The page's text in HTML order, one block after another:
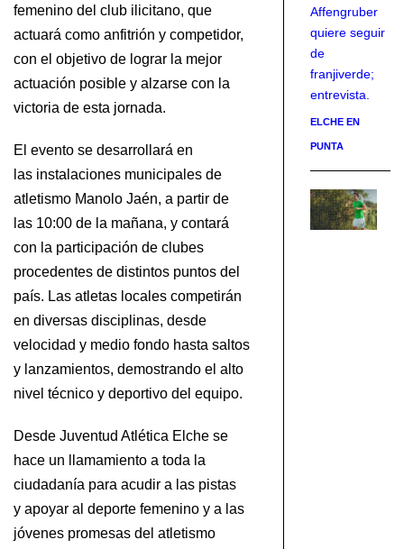
femenino del club ilicitano, que
actuará como anfitrión y competidor,
con el objetivo de lograr la mejor
actuación posible y alzarse con la
victoria de esta jornada.
El evento se desarrollará en
las instalaciones municipales de
atletismo Manolo Jaén, a partir de
las 10:00 de la mañana, y contará
con la participación de clubes
procedentes de distintos puntos del
país. Las atletas locales competirán
en diversas disciplinas, desde
velocidad y medio fondo hasta saltos
y lanzamientos, demostrando el alto
nivel técnico y deportivo del equipo.
Desde Juventud Atlética Elche se
hace un llamamiento a toda la
ciudadanía para acudir a las pistas
y apoyar al deporte femenino y a las
jóvenes promesas del atletismo
Affengruber
quiere seguir
de
franjiverde;
entrevista.
ELCHE EN
PUNTA